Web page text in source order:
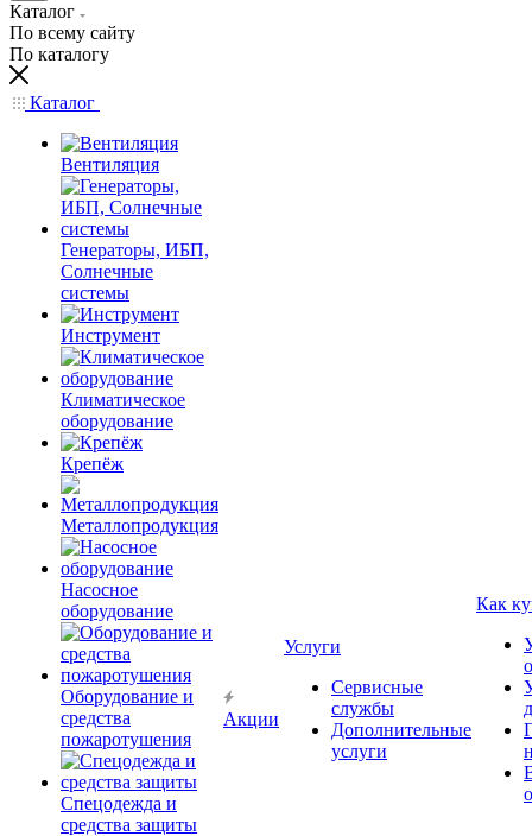
Каталог
По всему сайту
По каталогу
Каталог
Вентиляция
Генераторы, ИБП,
Солнечные
системы
Инструмент
Климатическое
оборудование
Крепёж
Металлопродукция
Насосное
оборудование
Оборудование и
средства
пожаротушения
Спецодежда и
средства защиты
Акции
Услуги
Сервисные
службы
Дополнительные
услуги
Как